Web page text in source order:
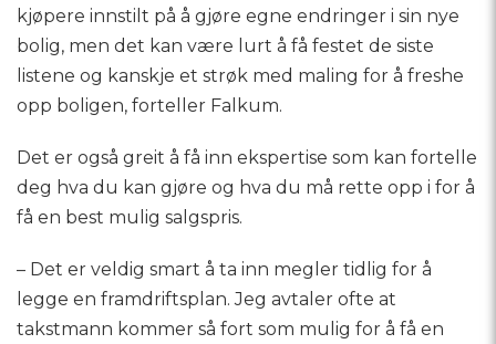
kjøpere innstilt på å gjøre egne endringer i sin nye
bolig, men det kan være lurt å få festet de siste
listene og kanskje et strøk med maling for å freshe
opp boligen, forteller Falkum.
Det er også greit å få inn ekspertise som kan fortelle
deg hva du kan gjøre og hva du må rette opp i for å
få en best mulig salgspris.
– Det er veldig smart å ta inn megler tidlig for å
legge en framdriftsplan. Jeg avtaler ofte at
takstmann kommer så fort som mulig for å få en